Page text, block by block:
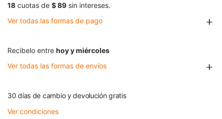
18 cuotas de $ 89 sin intereses.
Ver todas las formas de pago
Recibelo entre hoy y miércoles
Ver todas las formas de envíos
30 días de cambio y devolución gratis
Ver condiciones